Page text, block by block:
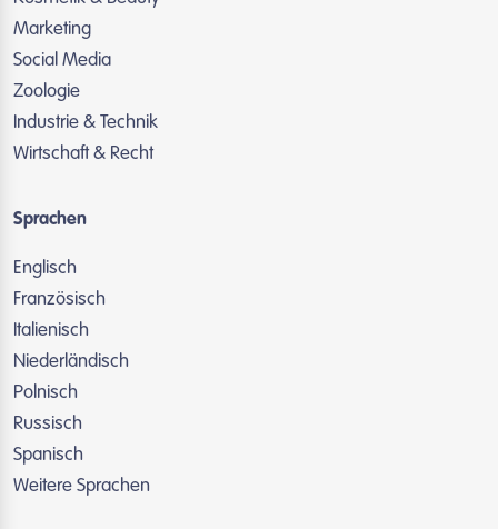
Marketing
Social Media
Zoologie
Industrie & Technik
Wirtschaft & Recht
Sprachen
Englisch
Französisch
Italienisch
Niederländisch
Polnisch
Russisch
Spanisch
Weitere Sprachen